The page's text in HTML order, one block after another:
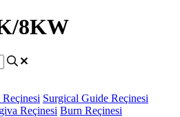
8KW
Surgical Guide Reçinesi
Reçinesi Burn Reçinesi